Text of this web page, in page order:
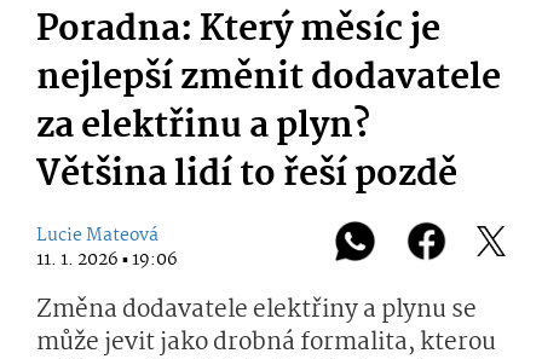
Poradna: Který měsíc je
nejlepší změnit dodavatele
za elektřinu a plyn?
Většina lidí to řeší pozdě
Lucie Mateová
11. 1. 2026 ▪ 19:06
Změna dodavatele elektřiny a plynu se
může jevit jako drobná formalita, kterou